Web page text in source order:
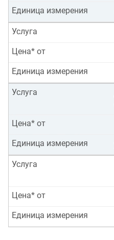
Единица измерения
Услуга
Цена* от
Единица измерения
Услуга
Цена* от
Единица измерения
Услуга
Цена* от
Единица измерения